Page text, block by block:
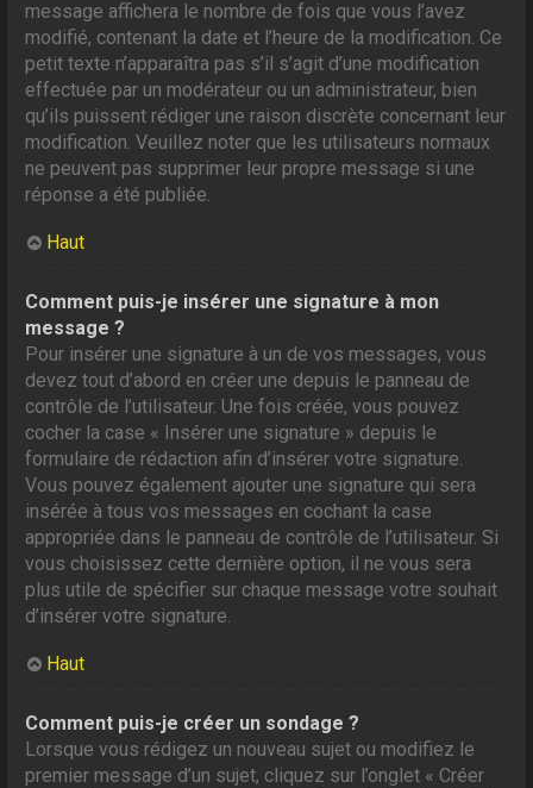
message affichera le nombre de fois que vous l’avez
modifié, contenant la date et l’heure de la modification. Ce
petit texte n’apparaîtra pas s’il s’agit d’une modification
effectuée par un modérateur ou un administrateur, bien
qu’ils puissent rédiger une raison discrète concernant leur
modification. Veuillez noter que les utilisateurs normaux
ne peuvent pas supprimer leur propre message si une
réponse a été publiée.
Haut
Comment puis-je insérer une signature à mon
message ?
Pour insérer une signature à un de vos messages, vous
devez tout d’abord en créer une depuis le panneau de
contrôle de l’utilisateur. Une fois créée, vous pouvez
cocher la case « Insérer une signature » depuis le
formulaire de rédaction afin d’insérer votre signature.
Vous pouvez également ajouter une signature qui sera
insérée à tous vos messages en cochant la case
appropriée dans le panneau de contrôle de l’utilisateur. Si
vous choisissez cette dernière option, il ne vous sera
plus utile de spécifier sur chaque message votre souhait
d’insérer votre signature.
Haut
Comment puis-je créer un sondage ?
Lorsque vous rédigez un nouveau sujet ou modifiez le
premier message d’un sujet, cliquez sur l’onglet « Créer